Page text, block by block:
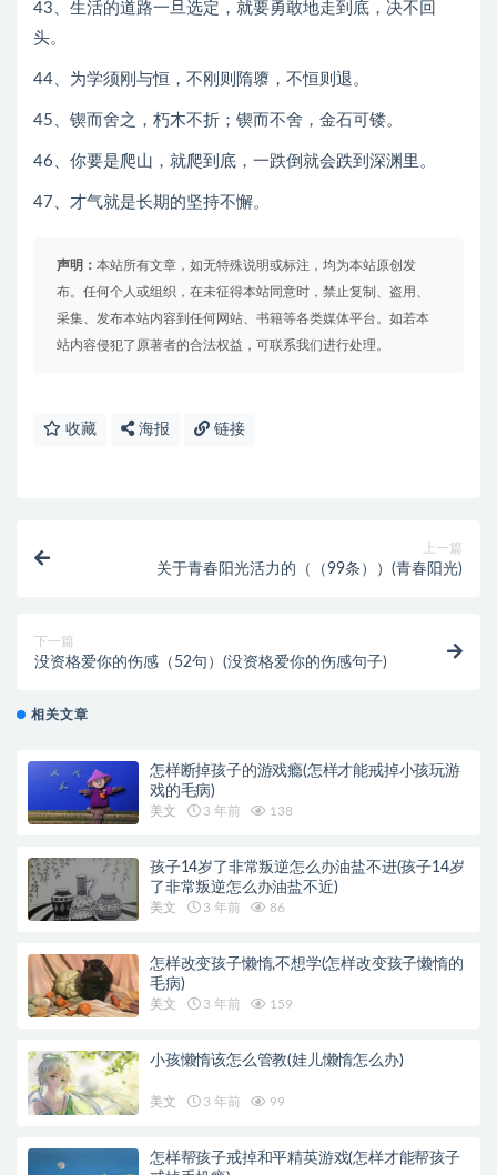
43、生活的道路一旦选定，就要勇敢地走到底，决不回
头。
44、为学须刚与恒，不刚则隋隳，不恒则退。
45、锲而舍之，朽木不折；锲而不舍，金石可镂。
46、你要是爬山，就爬到底，一跌倒就会跌到深渊里。
47、才气就是长期的坚持不懈。
声明： 本站所有文章，如无特殊说明或标注，均为本站原创发
布。任何个人或组织，在未征得本站同意时，禁止复制、盗用、
采集、发布本站内容到任何网站、书籍等各类媒体平台。如若本
站内容侵犯了原著者的合法权益，可联系我们进行处理。
收藏 海报 链接
上一篇
关于青春阳光活力的（（99条））(青春阳光)
下一篇
没资格爱你的伤感（52句）(没资格爱你的伤感句子)
相关文章
怎样断掉孩子的游戏瘾(怎样才能戒掉小孩玩游
戏的毛病)
美文 3 年前 138
孩子14岁了非常叛逆怎么办油盐不进(孩子14岁
了非常叛逆怎么办油盐不近)
美文 3 年前 86
怎样改变孩子懒惰,不想学(怎样改变孩子懒惰的
毛病)
美文 3 年前 159
小孩懒惰该怎么管教(娃儿懒惰怎么办)
美文 3 年前 99
怎样帮孩子戒掉和平精英游戏(怎样才能帮孩子